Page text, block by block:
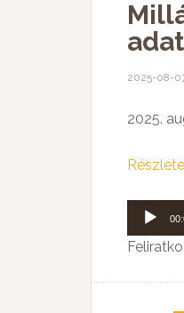
2025-08-
2025.
Audió
lejátszó